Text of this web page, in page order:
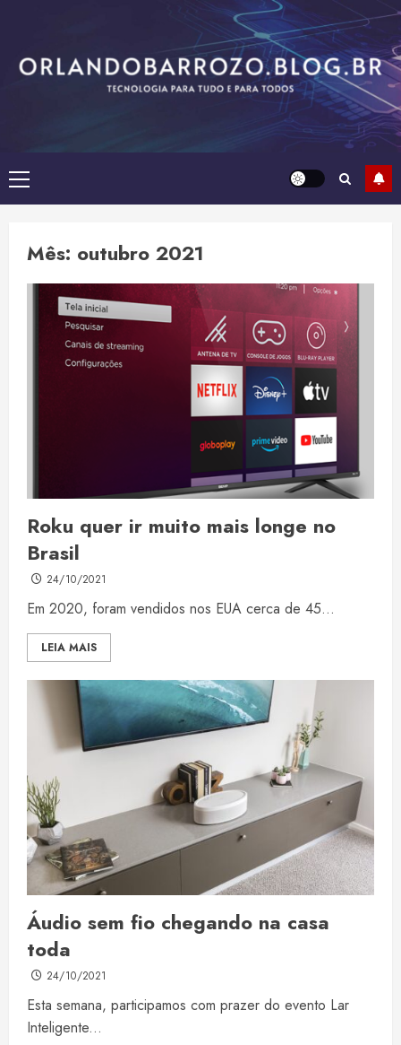
content
Primary
Menu
Mês: outubro 2021
Roku quer ir muito mais longe no
Brasil
24/10/2021
Em 2020, foram vendidos nos EUA cerca de 45...
LEIA MAIS
Áudio sem fio chegando na casa
toda
24/10/2021
Esta semana, participamos com prazer do evento Lar
Inteligente...